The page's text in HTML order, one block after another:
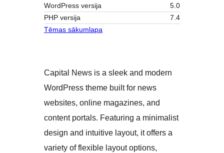
WordPress versija
5.0
PHP versija
7.4
Tēmas sākumlapa
Capital News is a sleek and modern
WordPress theme built for news
websites, online magazines, and
content portals. Featuring a minimalist
design and intuitive layout, it offers a
variety of flexible layout options,